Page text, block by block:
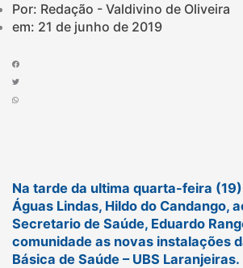
Por: Redação - Valdivino de Oliveira
em: 21 de junho de 2019
Na tarde da ultima quarta-feira
Águas Lindas, Hildo do Candango,
Secretario de Saúde, Eduardo
comunidade as novas instalações
Básica de Saúde – UBS Laranjeiras.